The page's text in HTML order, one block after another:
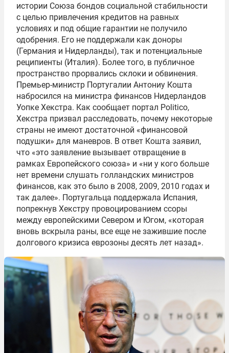
истории Союза бондов социальной стабильности
с целью привлечения кредитов на равных
условиях и под общие гарантии не получило
одобрения. Его не поддержали как доноры
(Германия и Нидерланды), так и потенциальные
реципиенты (Италия). Более того, в публичное
пространство прорвались склоки и обвинения.
Премьер-министр Португалии Антониу Кошта
набросился на министра финансов Нидерландов
Уопке Хекстра. Как сообщает портал Politico,
Хекстра призвал расследовать, почему некоторые
страны не имеют достаточной «финансовой
подушки» для маневров. В ответ Кошта заявил,
что «это заявление вызывает отвращение в
рамках Европейского союза» и «ни у кого больше
нет времени слушать голландских министров
финансов, как это было в 2008, 2009, 2010 годах и
так далее». Португальца поддержала Испания,
попрекнув Хекстру провоцированием ссоры
между европейскими Севером и Югом, «которая
вновь вскрыла раны, все еще не зажившие после
долгового кризиса еврозоны десять лет назад».